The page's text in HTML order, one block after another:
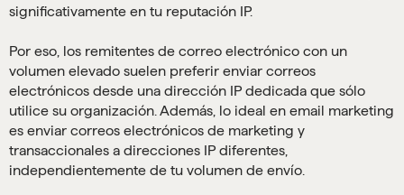
significativamente en tu reputación IP.
Por eso, los remitentes de correo electrónico con un
volumen elevado suelen preferir enviar correos
electrónicos desde una dirección IP dedicada que sólo
utilice su organización. Además, lo ideal en email marketing
es enviar correos electrónicos de marketing y
transaccionales a direcciones IP diferentes,
independientemente de tu volumen de envío.